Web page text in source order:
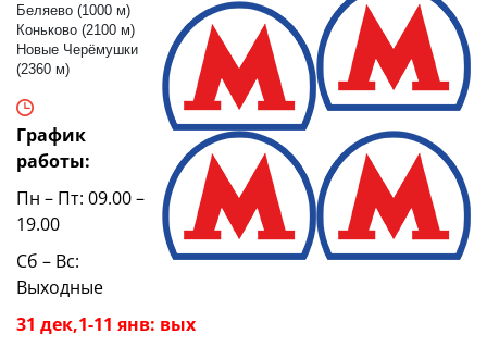
Беляево (1000 м)
Коньково (2100 м)
Новые Черёмушки
(2360 м)
График
работы:
Пн – Пт: 09.00 –
19.00
Сб – Вс:
Выходные
31 дек,1-11 янв: вых